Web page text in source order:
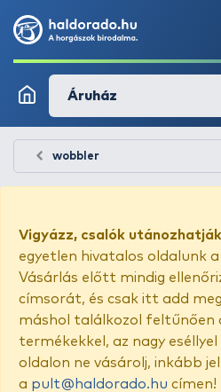
Áruház
wobbler
Vigyázz, csalók
egyetlen hivatalos oldalunk a
Vásárlás előtt mindig
címsorát, és csak itt add
máshol találkozol feltűnően
termékekkel, az nagy
oldalon ne vásárolj, inkább
a pult@haldorado.hu címen!